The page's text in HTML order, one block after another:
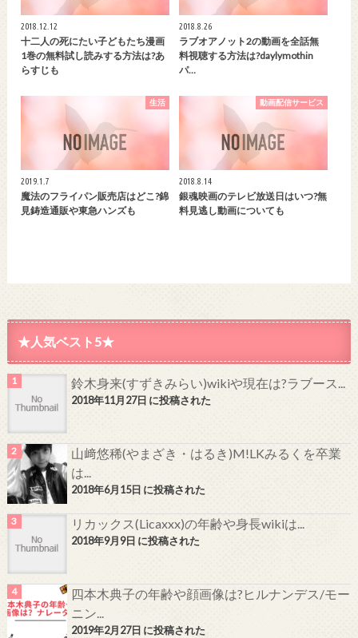
2018.12.12
十二人の死にたい子どもたち漫画
1巻の無料試し読みする方法は?あ
らすじも
2018.8.26
ラブオアノット2の動画を全話無
料視聴する方法は?daylymothin
パ…
生活
2019.1.7
魔法のフライパン販売店はどこ?錦
見鋳造通販や東急ハンズも
動画配信サービス
2018.8.14
銀魂映画のテレビ放送日はいつ?無
料見逃し動画についても
★人気ベスト5★
鈴木身来(すずきみらい)wikiや現在は?ラブース...
2018年11月27日 に投稿された
山﨑悠稀(やまざき・はるき)M!LKみるくを卒業
は...
2018年6月15日 に投稿された
リカックス(Licaxxx)の年齢や身長wikiは...
2018年9月9日 に投稿された
四本木典子の年齢や顔画像は?ヒルナンデス/モー
ニン...
2019年2月27日 に投稿された